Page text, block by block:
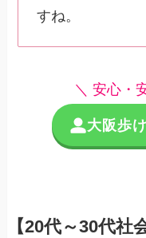
すね。
＼ 安心・
大阪歩
【20代～30代社